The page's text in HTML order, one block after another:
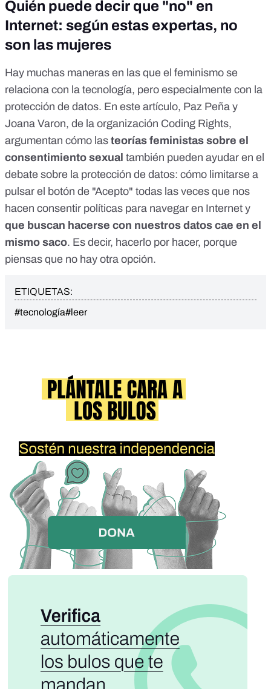
Quién puede decir que "no" en
Internet: según estas expertas, no
son las mujeres
Hay muchas maneras en las que el feminismo se
relaciona con la tecnología, pero especialmente con la
protección de datos. En este artículo, Paz Peña y
Joana Varon, de la organización Coding Rights,
argumentan cómo las teorías feministas sobre el
consentimiento sexual también pueden ayudar en el
debate sobre la protección de datos: cómo limitarse a
pulsar el botón de "Acepto" todas las veces que nos
hacen consentir políticas para navegar en Internet y
que buscan hacerse con nuestros datos cae en el
mismo saco. Es decir, hacerlo por hacer, porque
piensas que no hay otra opción.
ETIQUETAS:
#tecnología#leer